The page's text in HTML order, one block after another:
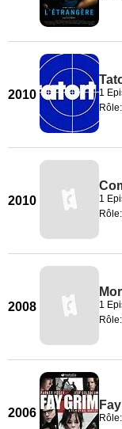
2010 1
2010 1
2008 1
2006